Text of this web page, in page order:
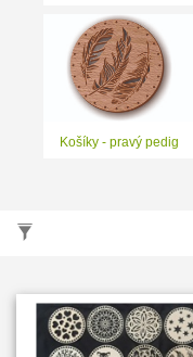
Košíky - pravý pedig